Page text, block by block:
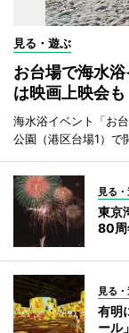
見る・遊ぶ
お台場で海水
は映画上映会も
海水浴イベント「お
公園（港区台場1）で
見る
東京
80周
見る
有明
ール